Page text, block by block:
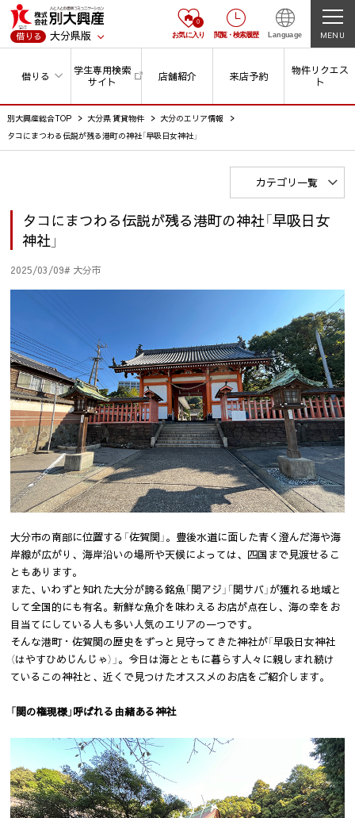
借りる 大分県版
0
お気に入り 閲覧・ 検索履歴 Language MENU
借りる
学生専用検索
サイト
店舗紹介 来店予約
物件リクエス
ト
別大興産総合TOP 大分県 賃貸物件
大分のエリア情報
タコにまつわる伝説が残る港町の神社「早吸日女神社」
カテゴリ一覧
タコにまつわる伝説が残る港町の神社「早吸日女
神社」
2025/03/09# 大分市
大分市の南部に位置する「佐賀関」。豊後水道に面した青く澄んだ海や海
岸線が広がり、海岸沿いの場所や天候によっては、四国まで見渡せるこ
ともあります。
また、いわずと知れた大分が誇る銘魚「関アジ」「関サバ」が獲れる地域と
して全国的にも有名。新鮮な魚介を味わえるお店が点在し、海の幸をお
目当てにしている人も多い人気のエリアの一つです。
そんな港町・佐賀関の歴史をずっと見守ってきた神社が「早吸日女神社
（はやすひめじんじゃ）」。今日は海とともに暮らす人々に親しまれ続け
ているこの神社と、近くで見つけたオススメのお店をご紹介します。
「関の権現様」呼ばれる由緒ある神社